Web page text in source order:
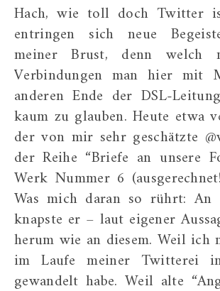
Hach, wie toll doch Twitter ist! Jeden Tag
entringen sich neue
meiner Brust, denn welch
Verbindungen man hier mit
anderen Ende der DSL-
kaum zu glauben. Heute etwa
der von mir sehr geschätzte
der Reihe “Briefe an unsere
Werk Nummer 6
Was mich daran so rührt: An
knapste er – laut eigener
herum wie an diesem. Weil ich
im Laufe meiner Twitterei
gewandelt habe. Weil alte